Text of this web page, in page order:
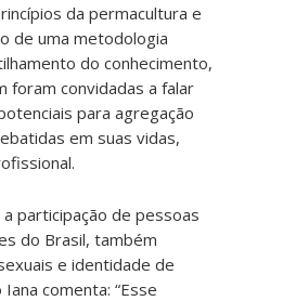
da permacultura e
de uma metodologia
do conhecimento,
foram convidadas a falar
para agregação
em suas vidas,
participação de pessoas
do Brasil, também
e identidade de
comenta: “Esse